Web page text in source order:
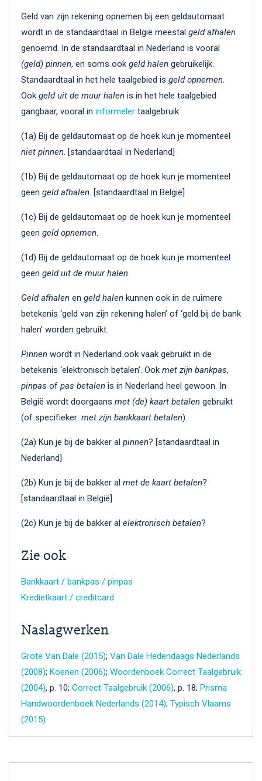
Geld van zijn re­ke­ning op­ne­men bij een geldautomaat
wordt in de standaardtaal in België meestal geld afhalen
genoemd. In de standaardtaal in Nederland is vooral
(geld) pinnen, en soms ook geld halen gebruikelijk.
Standaardtaal in het hele taalgebied is geld opnemen.
Ook geld uit de muur halen is in het hele taalgebied
gangbaar, vooral in informeler taalgebruik.
(1a) Bij de geldautomaat op de hoek kun je momenteel
niet pinnen. [standaardtaal in Nederland]
(1b) Bij de geldautomaat op de hoek kun je momenteel
geen geld afhalen. [standaardtaal in België]
(1c) Bij de geldautomaat op de hoek kun je momenteel
geen geld opnemen.
(1d) Bij de geldautomaat op de hoek kun je momenteel
geen geld uit de muur halen.
Geld afhalen en geld halen kunnen ook in de ruimere
betekenis ‘geld van zijn rekening halen’ of ‘geld bij de bank
halen’ worden gebruikt.
Pinnen wordt in Nederland ook vaak gebruikt in de
betekenis ‘elektronisch betalen’. Ook met zijn bankpas,
pinpas of pas betalen is in Nederland heel gewoon. In
België wordt doorgaans met (de) kaart betalen gebruikt
(of specifieker: met zijn bankkaart betalen).
(2a) Kun je bij de bakker al pinnen? [standaardtaal in
Nederland]
(2b) Kun je bij de bakker al met de kaart betalen?
[standaardtaal in België]
(2c) Kun je bij de bakker al elektronisch betalen?
Zie ook
Bankkaart / bankpas / pinpas
Kredietkaart / creditcard
Naslagwerken
Grote Van Dale (2015); Van Dale Hedendaags Nederlands
(2008); Koenen (2006); Woordenboek Correct Taalgebruik
(2004), p. 10; Correct Taalgebruik (2006), p. 18; Prisma
Handwoordenboek Nederlands (2014); Typisch Vlaams
(2015)